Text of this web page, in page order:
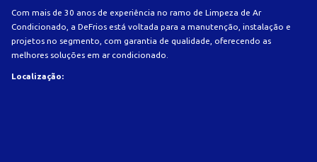
Com mais de 30 anos de experiência no ramo de Limpeza de Ar
Condicionado, a DeFrios está voltada para a manutenção, instalação e
projetos no segmento, com garantia de qualidade, oferecendo as
melhores soluções em ar condicionado.
Localização: